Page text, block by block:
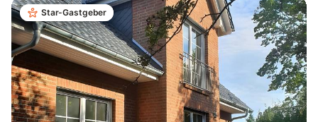
Star-Gastgeber